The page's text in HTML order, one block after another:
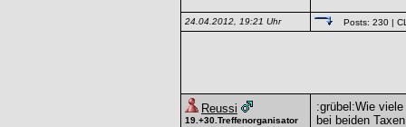
24.04.2012, 19:21 Uhr Posts: 230 |
Reussi
19.+30.Treffenorganisator
:grübel:Wie
bei beiden